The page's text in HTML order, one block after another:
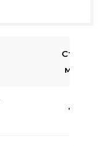
7 999